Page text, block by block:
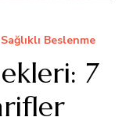
Sağlıklı Beslenme
7